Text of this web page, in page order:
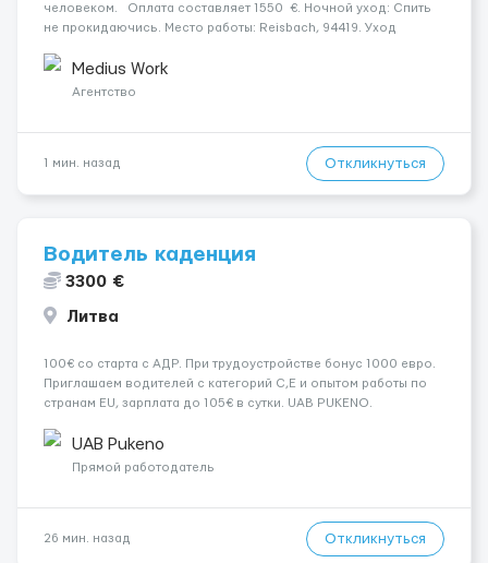
человеком. Оплата составляет 1550 €. Ночной уход: Спить
не прокидаючись. Место работы: Reisbach, 94419. Уход
Початкова стадія деменції. Мобильность пациента: Прикутий
до ліж...
Medius Work
Агентство
1 мин. назад Откликнуться
Водитель каденция
3300 €
Литва
100€ со старта c АДР. При трудоустройстве бонус 1000 евро.
Приглашаем водителей с категорий С,Е и опытом работы по
странам EU, зарплата до 105€ в сутки. UAB PUKENO.
и понятным графиком и индивидуальным подходом; 🌎 наш
парк...
UAB Pukeno
Прямой работодатель
26 мин. назад Откликнуться